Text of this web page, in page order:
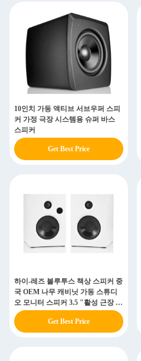
10인치 가동 액티브 서브우퍼 스피
커 가정 극장 시스템용 슈퍼 바스
스피커
Get Best Price
하이-레즈 블루투스 책상 스피커 중
국 OEM 나무 캐비닛 가동 스튜디
오 모니터 스피커 3.5 "활성 근장 스
피커
Get Best Price